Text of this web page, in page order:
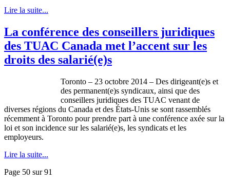
Lire la suite...
La conférence des conseillers juridiques
des TUAC Canada met l’accent sur les
droits des salarié(e)s
Toronto – 23 octobre 2014 – Des dirigeant(e)s et
des permanent(e)s syndicaux, ainsi que des
conseillers juridiques des TUAC venant de
diverses régions du Canada et des États-Unis se sont rassemblés
récemment à Toronto pour prendre part à une conférence axée sur la
loi et son incidence sur les salarié(e)s, les syndicats et les
employeurs.
Lire la suite...
Page 50 sur 91